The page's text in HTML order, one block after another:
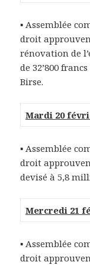
▪ Assemblée
droit
rénovation de
de 32’800
Birse.
Mardi 20
▪ Assemblée
droit
devisé à 5,8
Mercredi 21
▪ Assemblée
droit